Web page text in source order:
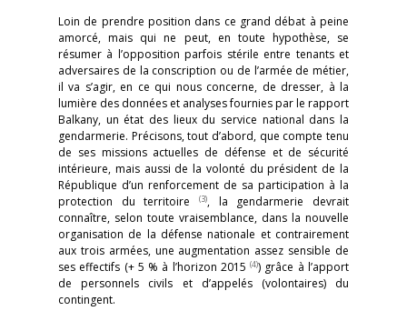
Loin de prendre position dans ce grand débat à peine
amorcé, mais qui ne peut, en toute hypothèse, se
résumer à l’opposition parfois stérile entre tenants et
adversaires de la conscription ou de l’armée de métier,
il va s’agir, en ce qui nous concerne, de dresser, à la
lumière des données et analyses fournies par le rapport
Balkany, un état des lieux du service national dans la
gendarmerie. Précisons, tout d’abord, que compte tenu
de ses missions actuelles de défense et de sécurité
intérieure, mais aussi de la volonté du président de la
République d’un renforcement de sa participation à la
protection du territoire
(3), la gendarmerie devrait
connaître, selon toute vraisemblance, dans la nouvelle
organisation de la défense nationale et contrairement
aux trois armées, une augmentation assez sensible de
ses effectifs (+ 5 % à l’horizon 2015(4)) grâce à l’apport
de personnels civils et d’appelés (volontaires) du
contingent.